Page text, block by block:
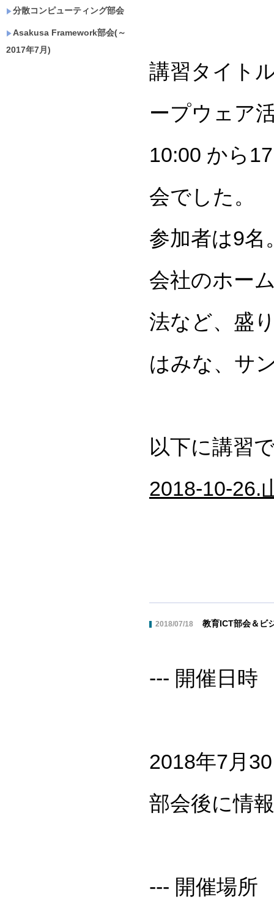
分散コンピューティング部会
Asakusa Framework部会(～
2017年7月)
講習タイト
ープウェア
10:00 から
会でした。
参加者は9名
会社のホー
法など、盛
はみな、サ
以下に講習
2018-10-26.
2018/07/18 教育ICT部会＆ビ
--- 開催日時
2018年7月
部会後に情
--- 開催場所